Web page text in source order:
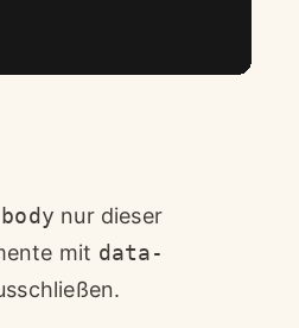
nur dieser
mit data-